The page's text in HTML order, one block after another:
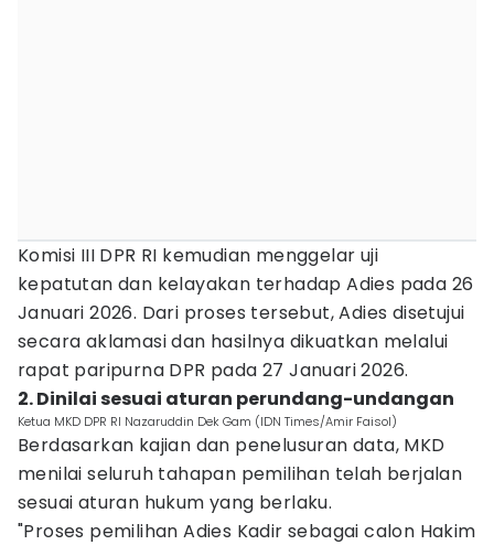
Komisi III DPR RI kemudian menggelar uji
kepatutan dan kelayakan terhadap Adies pada 26
Januari 2026. Dari proses tersebut, Adies disetujui
secara aklamasi dan hasilnya dikuatkan melalui
rapat paripurna DPR pada 27 Januari 2026.
2. Dinilai sesuai aturan perundang-undangan
Ketua MKD DPR RI Nazaruddin Dek Gam (IDN Times/Amir Faisol)
Berdasarkan kajian dan penelusuran data, MKD
menilai seluruh tahapan pemilihan telah berjalan
sesuai aturan hukum yang berlaku.
"Proses pemilihan Adies Kadir sebagai calon Hakim